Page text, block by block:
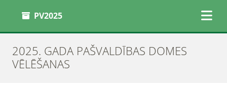
PV2025
2025. GADA PAŠVALDĪBAS DOMES
VĒLĒŠANAS